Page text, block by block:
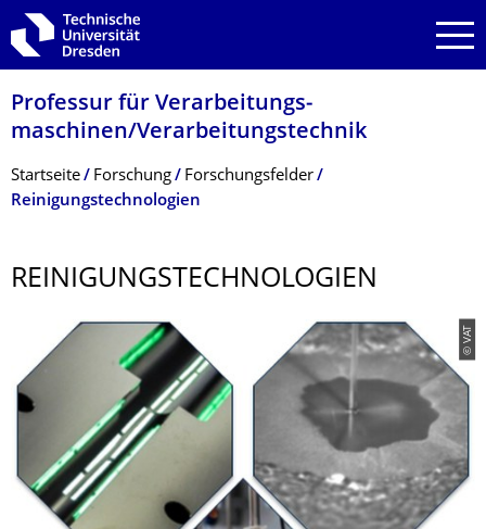
Zur Hauptnavigation springen
Zur Suche springen
Zum Inhalt springen
Professur für Verarbeitungs­
maschinen/Verarbeitungstech­nik
Breadcrumb-Menü
Startseite Forschung
Forschungsfelder
Reinigungstechnologien
REINIGUNGSTECH­NOLOGIEN
© VAT